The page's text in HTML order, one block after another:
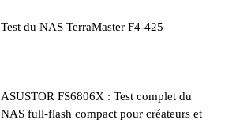
Test du NAS TerraMaster F4-425
ASUSTOR FS6806X : Test complet du
NAS full-flash compact pour créateurs et